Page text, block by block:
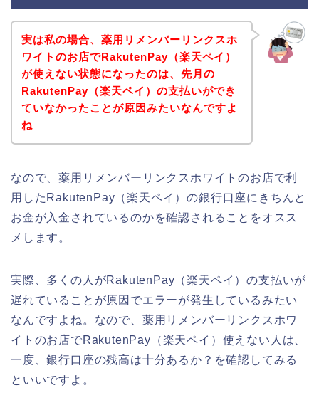
実は私の場合、薬用リメンバーリンクスホ
ワイトのお店でRakutenPay（楽天ペイ）
が使えない状態になったのは、先月の
RakutenPay（楽天ペイ）の支払いができ
ていなかったことが原因みたいなんですよ
ね
なので、薬用リメンバーリンクスホワイトのお店で利
用したRakutenPay（楽天ペイ）の銀行口座にきちんと
お金が入金されているのかを確認されることをオスス
メします。
実際、多くの人がRakutenPay（楽天ペイ）の支払いが
遅れていることが原因でエラーが発生しているみたい
なんですよね。なので、薬用リメンバーリンクスホワ
イトのお店でRakutenPay（楽天ペイ）使えない人は、
一度、銀行口座の残高は十分あるか？を確認してみる
といいですよ。